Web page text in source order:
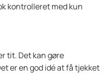
kontrolleret med kun
tit. Det kan gøre
er en god idé at få tjekket